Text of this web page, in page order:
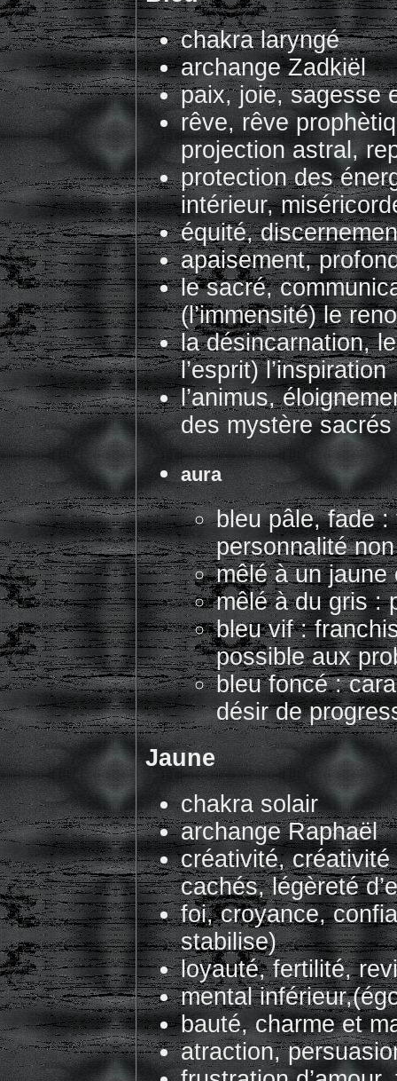
chakra laryngé
archange Zadkiël
paix, joie, sagesse
rêve, rêve
projection astral,
protection des
intérieur,
équité,
apaisement,
le sacré,
(l’immensité) le
la désincarnation,
l’esprit) l’inspiration
l’animus,
des mystère sacrés
aura
bleu pâle, fade
personnalité
mêlé à un jaune
mêlé à du gris :
bleu vif :
possible aux
bleu foncé :
désir de
Jaune
chakra solair
archange Raphaël
créativité,
cachés, légèreté
foi, croyance,
stabilise)
loyauté, fertilité,
mental
bauté, charme et
atraction,